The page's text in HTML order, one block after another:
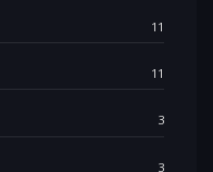
11
11
3
3